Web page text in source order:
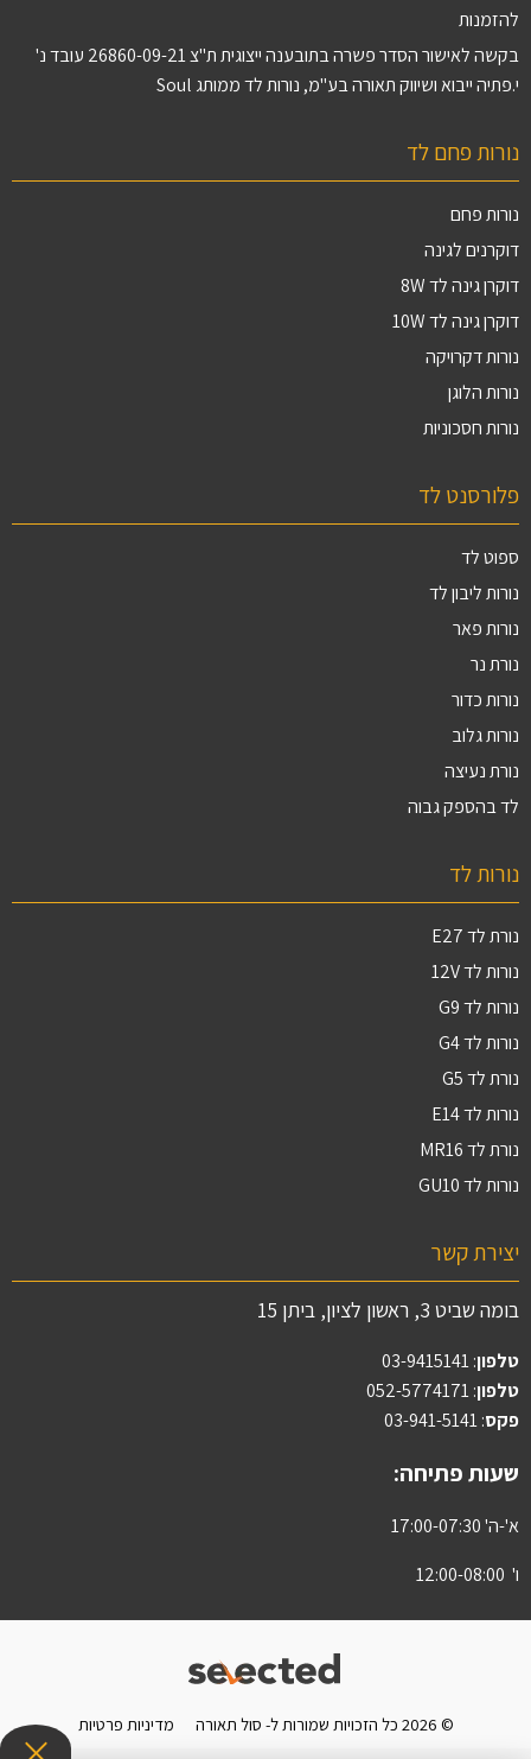
להזמנות
בקשה לאישור הסדר פשרה בתובענה ייצוגית ת"צ 26860-09-21 עובד נ'
י.פתיה ייבוא ושיווק תאורה בע"מ, נורות לד ממותג Soul
נורות פחם לד
נורות פחם
דוקרנים לגינה
דוקרן גינה לד 8W
דוקרן גינה לד 10W
נורות דקרויקה
נורות הלוגן
נורות חסכוניות
פלורסנט לד
ספוט לד
נורות ליבון לד
נורות פאר
נורת נר
נורות כדור
נורות גלוב
נורת נעיצה
לד בהספק גבוה
נורות לד
נורת לד E27
נורות לד 12V
נורות לד G9
נורות לד G4
נורת לד G5
נורות לד E14
נורת לד MR16
נורות לד GU10
יצירת קשר
בומה שביט 3, ראשון לציון, ביתן 15
טלפון:
03-9415141
טלפון: 052-5774171
פקס: 03-941-5141
שעות פתיחה:
א'-ה' 17:00-07:30
ו' 12:00-08:00
© 2026 כל הזכויות שמורות ל- סול תאורה מדיניות פרטיות